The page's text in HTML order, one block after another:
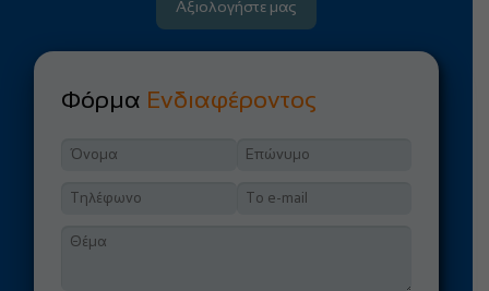
Αξιολογήστε μας
Φόρμα Ενδιαφέροντος